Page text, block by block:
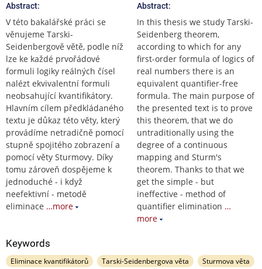
Abstract:
V této bakalářské práci se
věnujeme Tarski-
Seidenbergově větě, podle níž
lze ke každé prvořádové
formuli logiky reálných čísel
nalézt ekvivalentní formuli
neobsahující kvantifikátory.
Hlavním cílem předkládaného
textu je důkaz této věty, který
provádíme netradičně pomocí
stupně spojitého zobrazení a
pomocí věty Sturmovy. Díky
tomu zároveň dospějeme k
jednoduché - i když
neefektivní - metodě
eliminace …more
Abstract:
In this thesis we study Tarski-
Seidenberg theorem,
according to which for any
first-order formula of logics of
real numbers there is an
equivalent quantifier-free
formula. The main purpose of
the presented text is to prove
this theorem, that we do
untraditionally using the
degree of a continuous
mapping and Sturm's
theorem. Thanks to that we
get the simple - but
ineffective - method of
quantifier elimination …
more
Keywords
Eliminace kvantifikátorů Tarski-Seidenbergova věta
Sturmova věta